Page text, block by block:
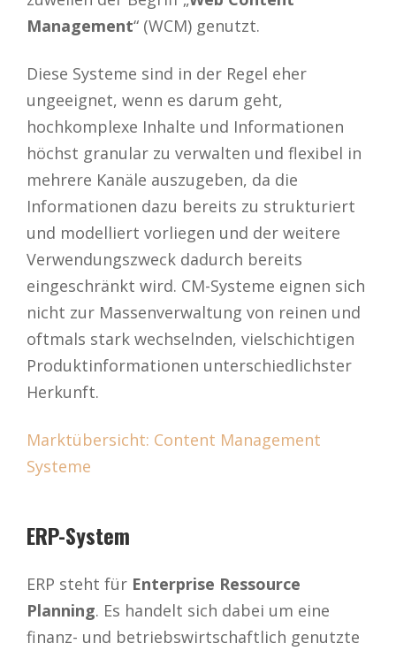
Management“ (WCM) genutzt.
Diese Systeme sind in der Regel eher
ungeeignet, wenn es darum geht,
hochkomplexe Inhalte und Informationen
höchst granular zu verwalten und flexibel in
mehrere Kanäle auszugeben, da die
Informationen dazu bereits zu strukturiert
und modelliert vorliegen und der weitere
Verwendungszweck dadurch bereits
eingeschränkt wird. CM-Systeme eignen sich
nicht zur Massenverwaltung von reinen und
oftmals stark wechselnden, vielschichtigen
Produktinformationen unterschiedlichster
Herkunft.
Marktübersicht: Content Management
Systeme
ERP-System
ERP steht für Enterprise Ressource
Planning. Es handelt sich dabei um eine
finanz- und betriebswirtschaftlich genutzte